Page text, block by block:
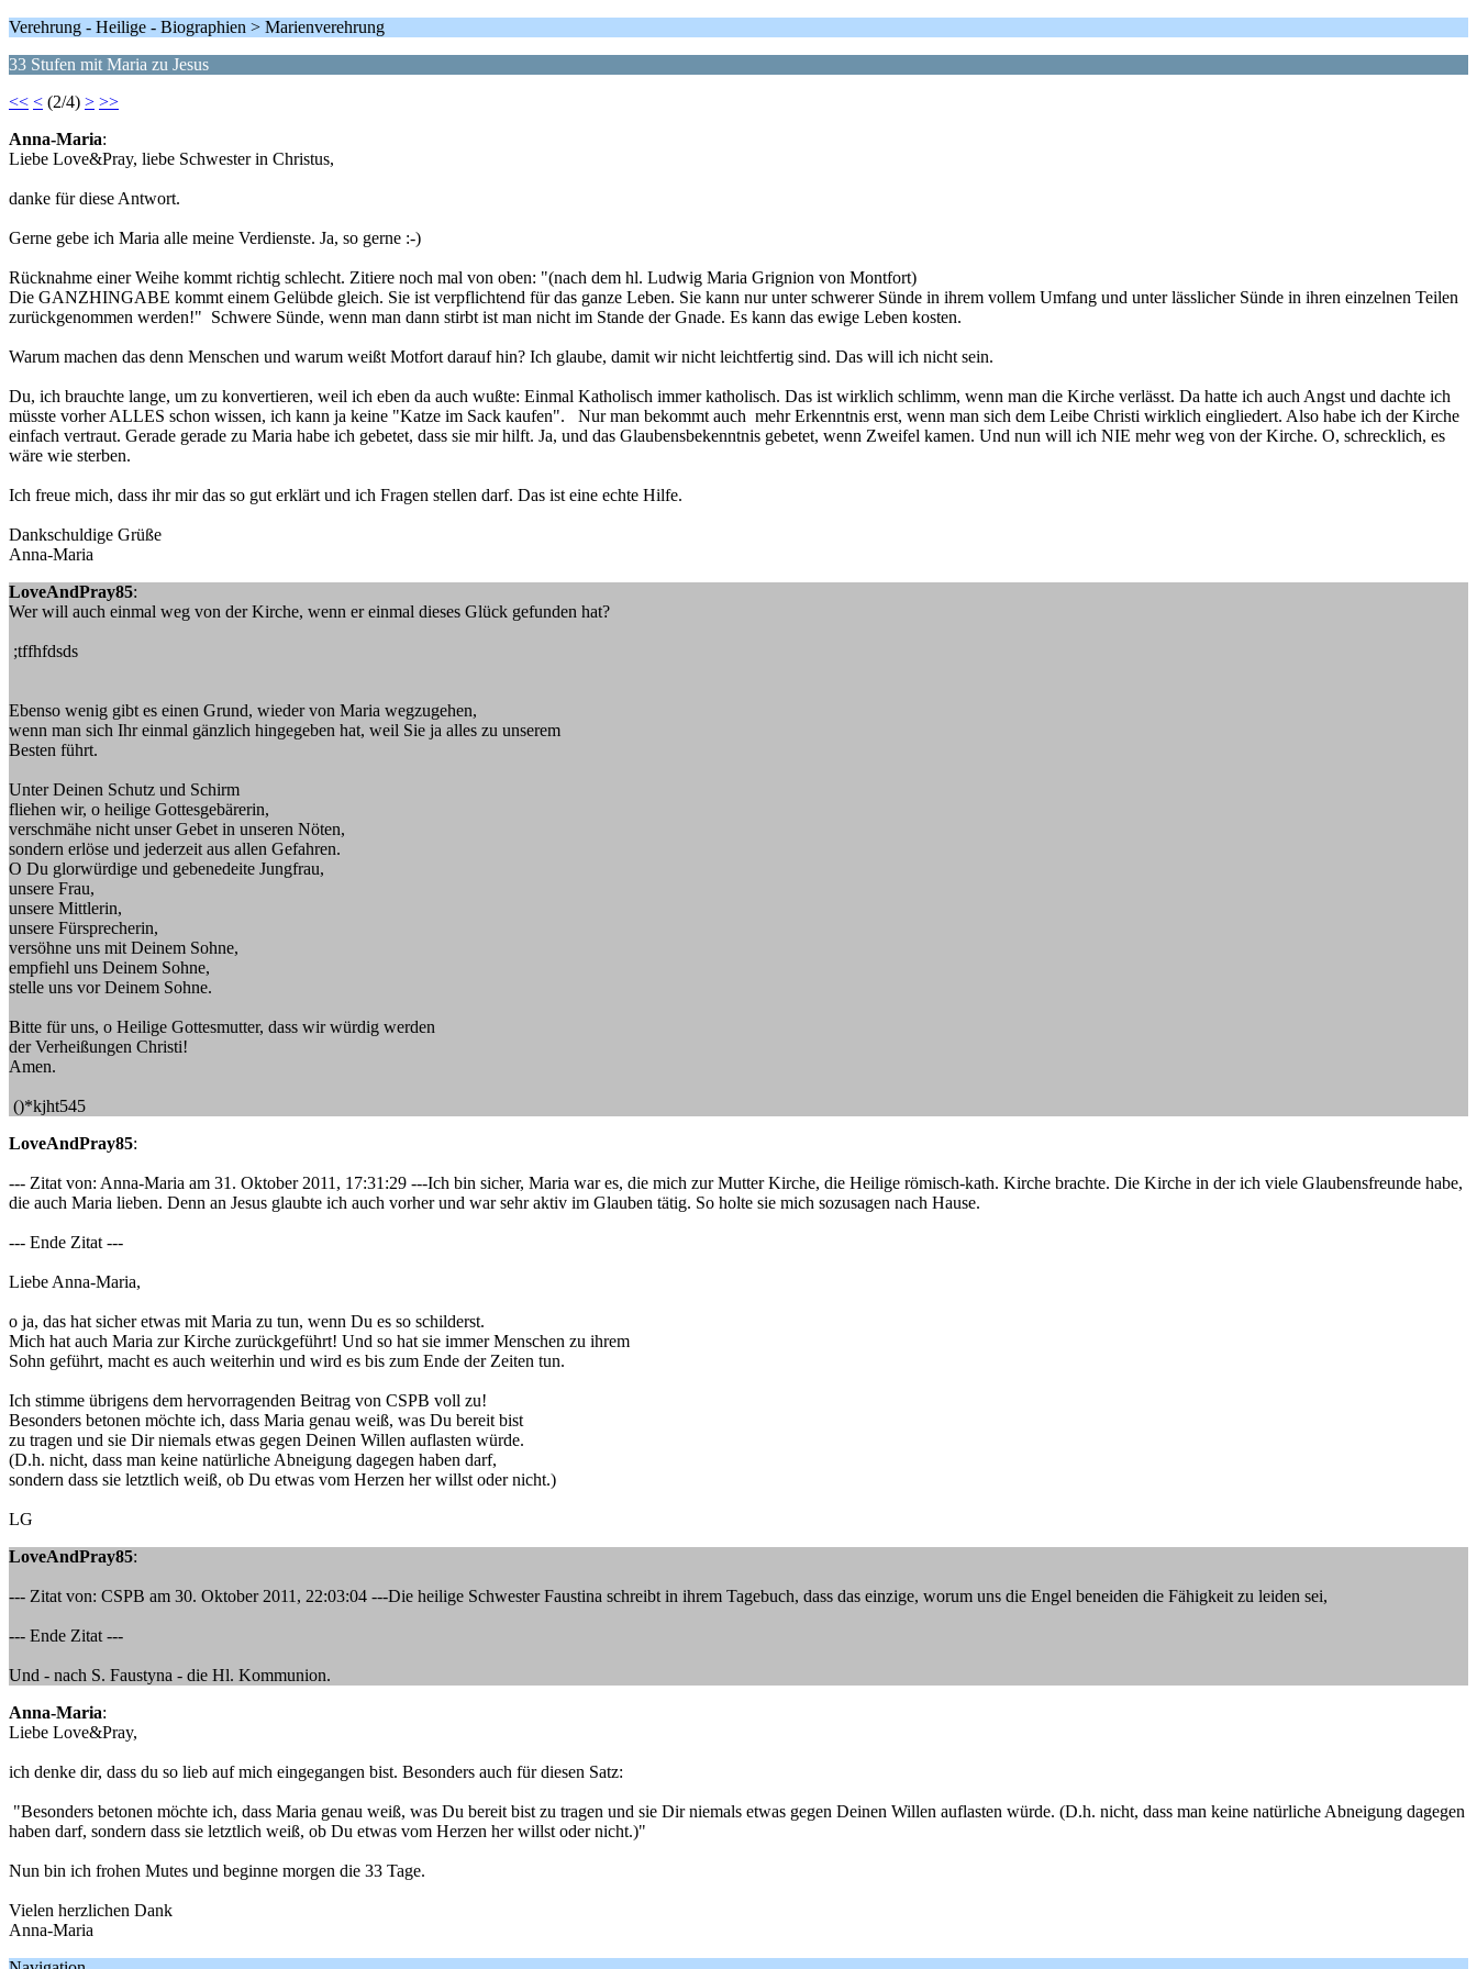
Verehrung - Heilige - Biographien > Marienverehrung
33 Stufen mit Maria zu Jesus
<< < (2/4) > >>
Anna-Maria:
Liebe Love&Pray, liebe Schwester in Christus,
danke für diese Antwort.
Gerne gebe ich Maria alle meine Verdienste. Ja, so gerne :-)
Rücknahme einer Weihe kommt richtig schlecht. Zitiere noch mal von oben: "(nach dem hl. Ludwig Maria Grignion von Montfort)
Die GANZHINGABE kommt einem Gelübde gleich. Sie ist verpflichtend für das ganze Leben. Sie kann nur unter schwerer Sünde in ihrem vollem Umfang und unter lässlicher Sünde in ihren einzelnen Teilen
zurückgenommen werden!" Schwere Sünde, wenn man dann stirbt ist man nicht im Stande der Gnade. Es kann das ewige Leben kosten.
Warum machen das denn Menschen und warum weißt Motfort darauf hin? Ich glaube, damit wir nicht leichtfertig sind. Das will ich nicht sein.
Du, ich brauchte lange, um zu konvertieren, weil ich eben da auch wußte: Einmal Katholisch immer katholisch. Das ist wirklich schlimm, wenn man die Kirche verlässt. Da hatte ich auch Angst und dachte ich
müsste vorher ALLES schon wissen, ich kann ja keine "Katze im Sack kaufen". Nur man bekommt auch mehr Erkenntnis erst, wenn man sich dem Leibe Christi wirklich eingliedert. Also habe ich der Kirche
einfach vertraut. Gerade gerade zu Maria habe ich gebetet, dass sie mir hilft. Ja, und das Glaubensbekenntnis gebetet, wenn Zweifel kamen. Und nun will ich NIE mehr weg von der Kirche. O, schrecklich, es
wäre wie sterben.
Ich freue mich, dass ihr mir das so gut erklärt und ich Fragen stellen darf. Das ist eine echte Hilfe.
Dankschuldige Grüße
Anna-Maria
LoveAndPray85:
Wer will auch einmal weg von der Kirche, wenn er einmal dieses Glück gefunden hat?
;tffhfdsds
Ebenso wenig gibt es einen Grund, wieder von Maria wegzugehen,
wenn man sich Ihr einmal gänzlich hingegeben hat, weil Sie ja alles zu unserem
Besten führt.
Unter Deinen Schutz und Schirm
fliehen wir, o heilige Gottesgebärerin,
verschmähe nicht unser Gebet in unseren Nöten,
sondern erlöse und jederzeit aus allen Gefahren.
O Du glorwürdige und gebenedeite Jungfrau,
unsere Frau,
unsere Mittlerin,
unsere Fürsprecherin,
versöhne uns mit Deinem Sohne,
empfiehl uns Deinem Sohne,
stelle uns vor Deinem Sohne.
Bitte für uns, o Heilige Gottesmutter, dass wir würdig werden
der Verheißungen Christi!
Amen.
()*kjht545
LoveAndPray85:
--- Zitat von: Anna-Maria am 31. Oktober 2011, 17:31:29 ---Ich bin sicher, Maria war es, die mich zur Mutter Kirche, die Heilige römisch-kath. Kirche brachte. Die Kirche in der ich viele Glaubensfreunde habe,
die auch Maria lieben. Denn an Jesus glaubte ich auch vorher und war sehr aktiv im Glauben tätig. So holte sie mich sozusagen nach Hause.
--- Ende Zitat ---
Liebe Anna-Maria,
o ja, das hat sicher etwas mit Maria zu tun, wenn Du es so schilderst.
Mich hat auch Maria zur Kirche zurückgeführt! Und so hat sie immer Menschen zu ihrem
Sohn geführt, macht es auch weiterhin und wird es bis zum Ende der Zeiten tun.
Ich stimme übrigens dem hervorragenden Beitrag von CSPB voll zu!
Besonders betonen möchte ich, dass Maria genau weiß, was Du bereit bist
zu tragen und sie Dir niemals etwas gegen Deinen Willen auflasten würde.
(D.h. nicht, dass man keine natürliche Abneigung dagegen haben darf,
sondern dass sie letztlich weiß, ob Du etwas vom Herzen her willst oder nicht.)
LG
LoveAndPray85:
--- Zitat von: CSPB am 30. Oktober 2011, 22:03:04 ---Die heilige Schwester Faustina schreibt in ihrem Tagebuch, dass das einzige, worum uns die Engel beneiden die Fähigkeit zu leiden sei,
--- Ende Zitat ---
Und - nach S. Faustyna - die Hl. Kommunion.
Anna-Maria:
Liebe Love&Pray,
ich denke dir, dass du so lieb auf mich eingegangen bist. Besonders auch für diesen Satz:
"Besonders betonen möchte ich, dass Maria genau weiß, was Du bereit bist zu tragen und sie Dir niemals etwas gegen Deinen Willen auflasten würde. (D.h. nicht, dass man keine natürliche Abneigung dagegen
haben darf, sondern dass sie letztlich weiß, ob Du etwas vom Herzen her willst oder nicht.)"
Nun bin ich frohen Mutes und beginne morgen die 33 Tage.
Vielen herzlichen Dank
Anna-Maria